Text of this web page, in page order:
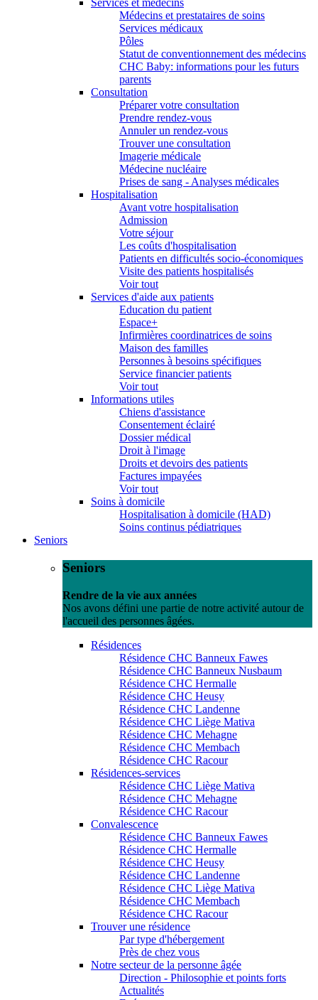
Services et médecins
Médecins et prestataires de soins
Services médicaux
Pôles
Statut de conventionnement des médecins
CHC Baby: informations pour les futurs
parents
Consultation
Préparer votre consultation
Prendre rendez-vous
Annuler un rendez-vous
Trouver une consultation
Imagerie médicale
Médecine nucléaire
Prises de sang - Analyses médicales
Hospitalisation
Avant votre hospitalisation
Admission
Votre séjour
Les coûts d'hospitalisation
Patients en difficultés socio-économiques
Visite des patients hospitalisés
Voir tout
Services d'aide aux patients
Education du patient
Espace+
Infirmières coordinatrices de soins
Maison des familles
Personnes à besoins spécifiques
Service financier patients
Voir tout
Informations utiles
Chiens d'assistance
Consentement éclairé
Dossier médical
Droit à l'image
Droits et devoirs des patients
Factures impayées
Voir tout
Soins à domicile
Hospitalisation à domicile (HAD)
Soins continus pédiatriques
Seniors
Seniors
Rendre de la vie aux années
Nos avons défini une partie de notre activité autour de
l'accueil des personnes âgées.
Résidences
Résidence CHC Banneux Fawes
Résidence CHC Banneux Nusbaum
Résidence CHC Hermalle
Résidence CHC Heusy
Résidence CHC Landenne
Résidence CHC Liège Mativa
Résidence CHC Mehagne
Résidence CHC Membach
Résidence CHC Racour
Résidences-services
Résidence CHC Liège Mativa
Résidence CHC Mehagne
Résidence CHC Racour
Convalescence
Résidence CHC Banneux Fawes
Résidence CHC Hermalle
Résidence CHC Heusy
Résidence CHC Landenne
Résidence CHC Liège Mativa
Résidence CHC Membach
Résidence CHC Racour
Trouver une résidence
Par type d'hébergement
Près de chez vous
Notre secteur de la personne âgée
Direction - Philosophie et points forts
Actualités